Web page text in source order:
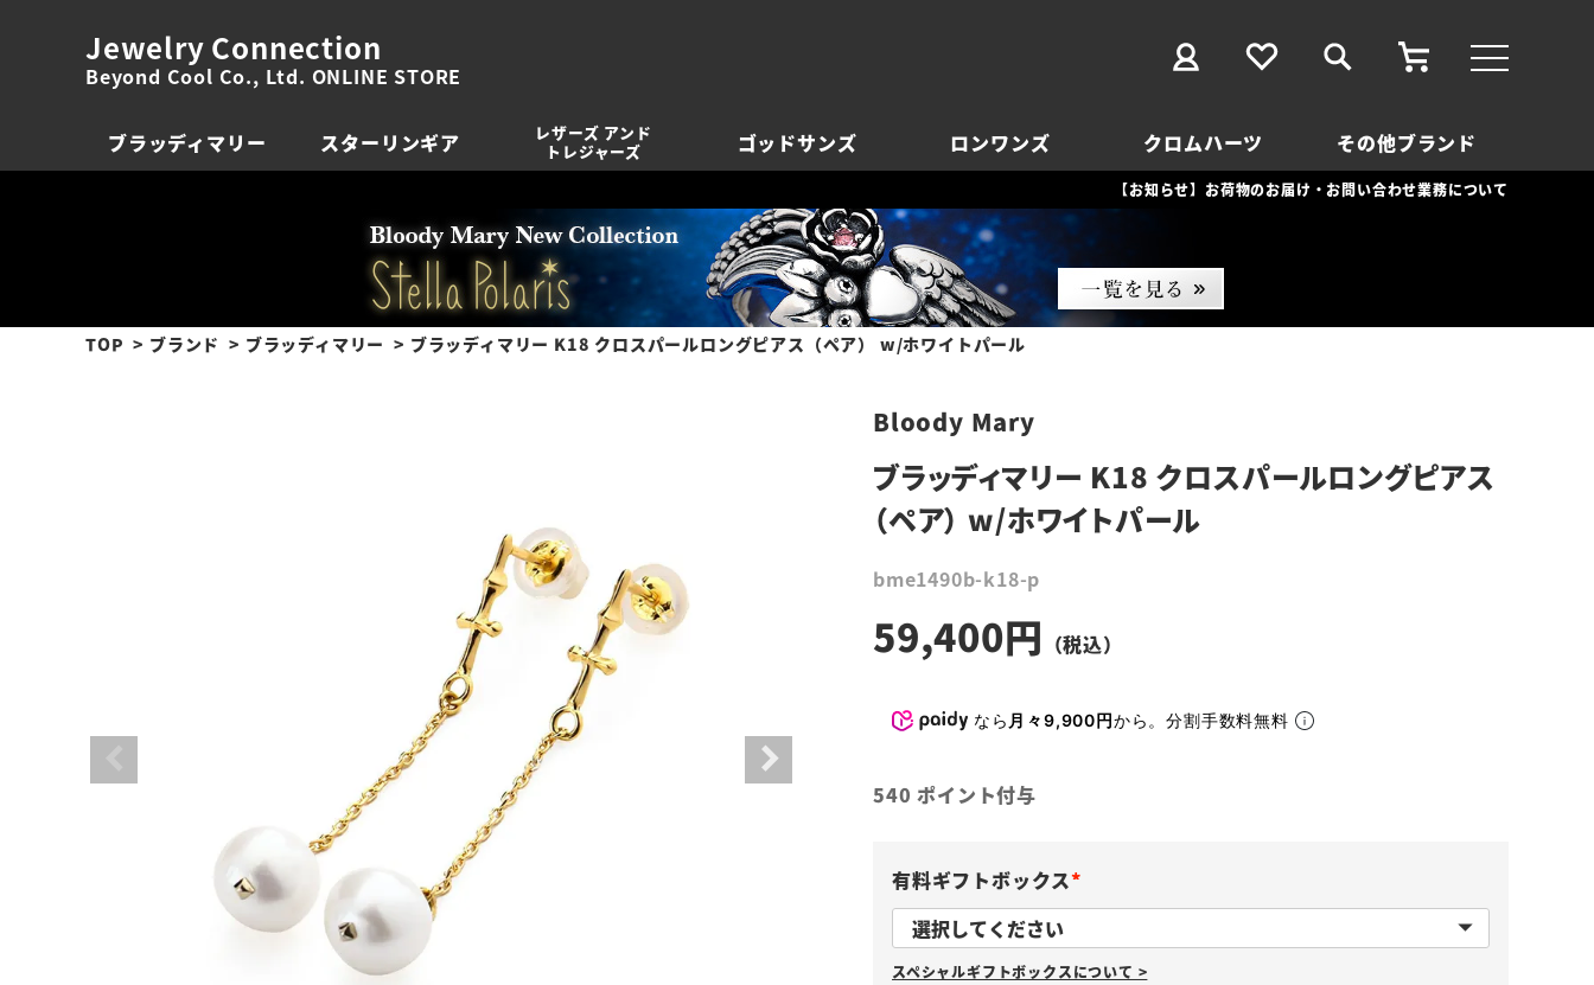
Jewelry Connection
Beyond Cool Co., Ltd. ONLINE STORE
ブラッディマリー スターリンギア
レザーズ アンド
トレジャーズ
ゴッドサンズ ロンワンズ クロムハーツ その他ブランド
【お知らせ】お荷物のお届け・お問い合わせ業務について
TOP ブランド ブラッディマリー ブラッディマリー K18 クロスパールロングピアス（ペア） w/ホワイトパール
Bloody Mary
ブラッディマリー K18 クロスパールロングピアス
（ペア） w/ホワイトパール
bme1490b-k18-p
59,400
なら 月々9,900円から。分割手数料無料
540 ポイント付与
有料ギフトボックス
(
必
スペシャルギフトボックスについて >